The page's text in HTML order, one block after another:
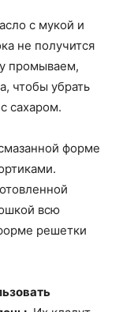
с мукой и
не получится
промываем,
чтобы убрать
сахаром.
форме
всю
решетки